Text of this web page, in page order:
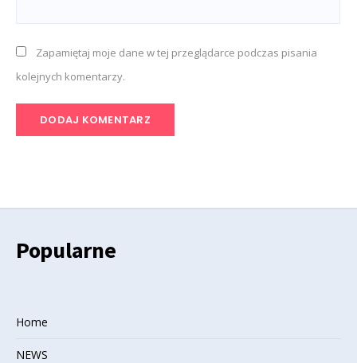
Zapamiętaj moje dane w tej przeglądarce podczas pisania
kolejnych komentarzy.
Popularne
Home
NEWS